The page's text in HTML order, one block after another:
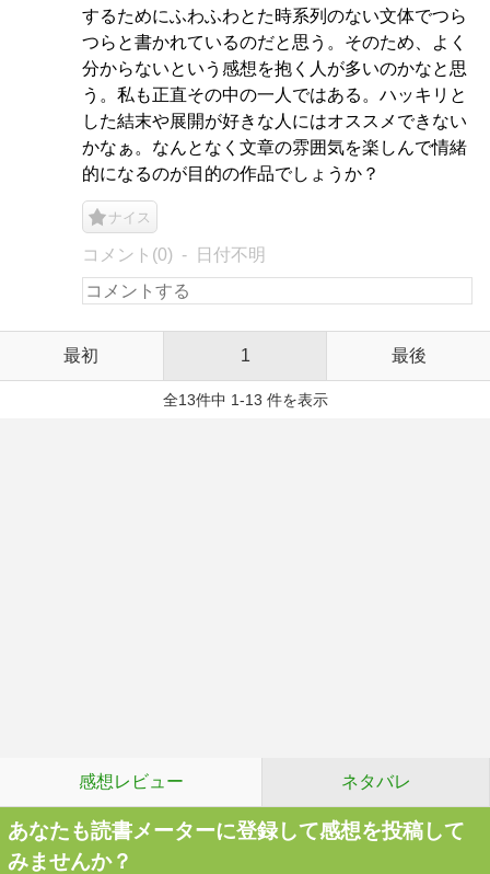
するためにふわふわとた時系列のない文体でつら
つらと書かれているのだと思う。そのため、よく
分からないという感想を抱く人が多いのかなと思
う。私も正直その中の一人ではある。ハッキリと
した結末や展開が好きな人にはオススメできない
かなぁ。なんとなく文章の雰囲気を楽しんで情緒
的になるのが目的の作品でしょうか？
ナイス
コメント(0) 日付不明
最初 1 最後
全13件中 1-13 件を表示
感想レビュー ネタバレ
あなたも読書メーターに登録して感想を投稿して
みませんか？